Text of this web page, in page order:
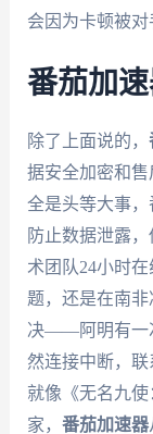
会因为卡顿被对
番茄加速
除了上面说的，
据安全加密和
全是头等大事，
防止数据泄露
术团队24小时
题，还是在南
决——阿明有一
然连接中断，联
就像《无名九
家， 番茄加速器